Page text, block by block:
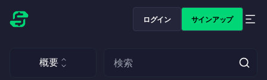
ログイン サインアップ
概要